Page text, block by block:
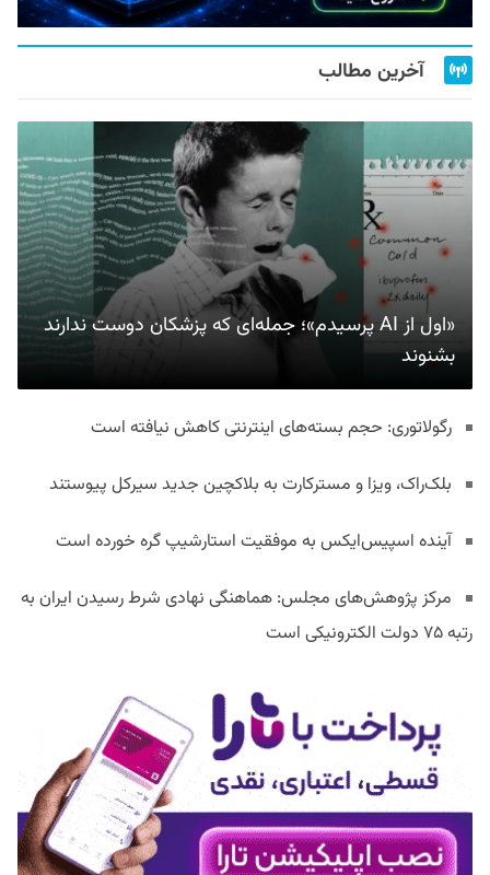
آخرین مطالب
«اول از AI پرسیدم»؛ جمله‌ای که پزشکان دوست ندارند
بشنوند
رگولاتوری: حجم بسته‌های اینترنتی کاهش نیافته است
بلک‌راک، ویزا و مسترکارت به بلاکچین جدید سیرکل پیوستند
آینده اسپیس‌ایکس به موفقیت استارشیپ گره خورده است
مرکز پژوهش‌های مجلس: هماهنگی نهادی شرط رسیدن ایران به
رتبه ۷۵ دولت الکترونیکی است